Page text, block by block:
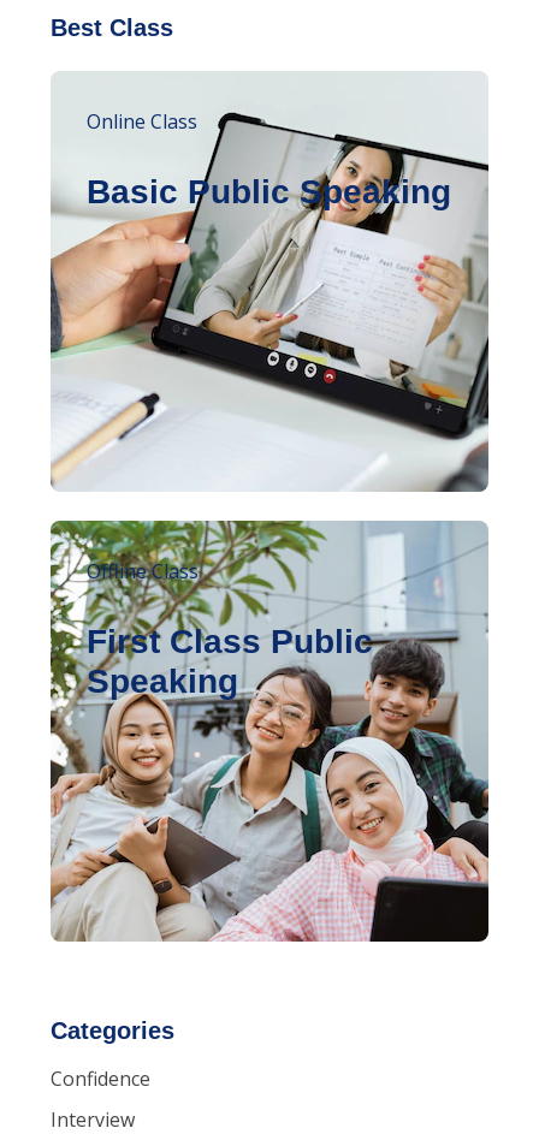
Categories
Confidence
Interview
Best Class
Online Class
Basic Public Speaking
Offline Class
First Class Public
Speaking